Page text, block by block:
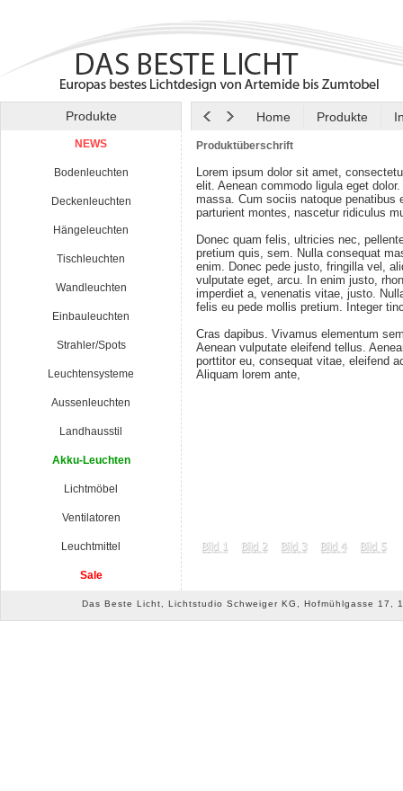
Produkte Home Produkte
NEWS
Bodenleuchten
Deckenleuchten
Hängeleuchten
Tischleuchten
Wandleuchten
Einbauleuchten
Strahler/Spots
Leuchtensysteme
Aussenleuchten
Landhausstil
Akku-Leuchten
Lichtmöbel
Ventilatoren
Leuchtmittel
Sale
Produktüberschrift
Lorem ipsum dolor sit amet,
elit. Aenean commodo ligula eget dolor.
massa. Cum sociis natoque penatibus
parturient montes, nascetur ridiculus
Donec quam felis, ultricies nec,
pretium quis, sem. Nulla consequat
enim. Donec pede justo, fringilla vel,
vulputate eget, arcu. In enim justo,
imperdiet a, venenatis vitae, justo.
felis eu pede mollis pretium. Integer
Cras dapibus. Vivamus elementum
Aenean vulputate eleifend tellus.
porttitor eu, consequat vitae, eleifend
Aliquam lorem ante,
Das Beste Licht, Lichtstudio Schweiger KG, Hofmühlgasse